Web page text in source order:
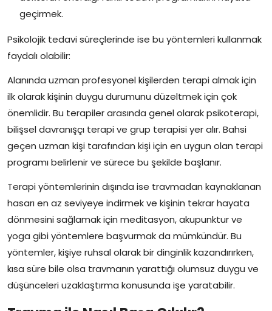
geçirmek.
Psikolojik tedavi süreçlerinde ise bu yöntemleri kullanmak
faydalı olabilir:
Alanında uzman profesyonel kişilerden terapi almak için
ilk olarak kişinin duygu durumunu düzeltmek için çok
önemlidir. Bu terapiler arasında genel olarak psikoterapi,
bilişsel davranışçı terapi ve grup terapisi yer alır. Bahsi
geçen uzman kişi tarafından kişi için en uygun olan terapi
programı belirlenir ve sürece bu şekilde başlanır.
Terapi yöntemlerinin dışında ise travmadan kaynaklanan
hasarı en az seviyeye indirmek ve kişinin tekrar hayata
dönmesini sağlamak için meditasyon, akupunktur ve
yoga gibi yöntemlere başvurmak da mümkündür. Bu
yöntemler, kişiye ruhsal olarak bir dinginlik kazandırırken,
kısa süre bile olsa travmanın yarattığı olumsuz duygu ve
düşünceleri uzaklaştırma konusunda işe yaratabilir.